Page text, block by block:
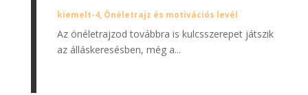
kiemelt-4, Önéletrajz és motivációs levél
Az önéletrajzod továbbra is kulcsszerepet játszik
az álláskeresésben, még a...